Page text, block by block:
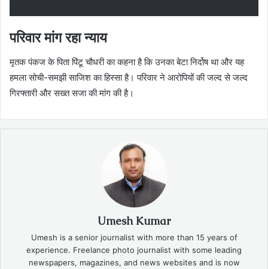
परिवार मांग रहा न्याय
मृतक पंकज के पिता पिंटू चौधरी का कहना है कि उनका बेटा निर्दोष था और यह
हमला सोची-समझी साजिश का हिस्सा है। परिवार ने आरोपियों की जल्द से जल्द
गिरफ्तारी और सख्त सजा की मांग की है।
Umesh Kumar
Umesh is a senior journalist with more than 15 years of
experience. Freelance photo journalist with some leading
newspapers, magazines, and news websites and is now